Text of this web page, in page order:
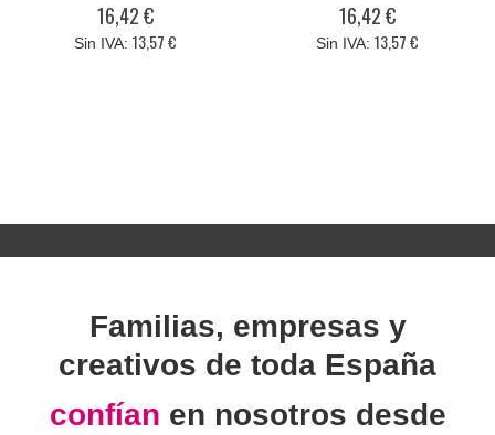
16,42 €
13,57 €
16,42 €
13,57 €
Familias, empresas y
creativos de toda España
confían en nosotros desde